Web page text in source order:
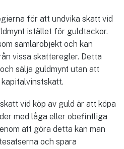
för att undvika skatt vid
istället för guldtackor.
samlarobjekt och kan
vissa skatteregler. Detta
sälja guldmynt utan att
vid köp av guld är att köpa
med låga eller obefintliga
att göra detta kan man
och spara